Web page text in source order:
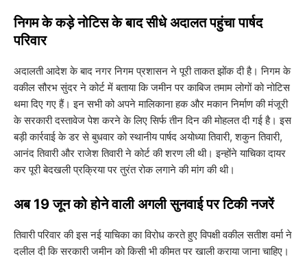
​निगम के कड़े नोटिस के बाद सीधे अदालत पहुंचा पार्षद
परिवार
​अदालती आदेश के बाद नगर निगम प्रशासन ने पूरी ताकत झोंक दी है। निगम के
वकील सौरभ सुंदर ने कोर्ट में बताया कि जमीन पर काबिज तमाम लोगों को नोटिस
थमा दिए गए हैं। इन सभी को अपने मालिकाना हक और मकान निर्माण की मंजूरी
के सरकारी दस्तावेज पेश करने के लिए सिर्फ तीन दिन की मोहलत दी गई है। इस
बड़ी कार्रवाई के डर से बुधवार को स्थानीय पार्षद अयोध्या तिवारी, शकुन तिवारी,
आनंद तिवारी और राजेश तिवारी ने कोर्ट की शरण ली थी। इन्होंने याचिका दायर
कर पूरी बेदखली प्रक्रिया पर तुरंत रोक लगाने की मांग की थी।
​अब 19 जून को होने वाली अगली सुनवाई पर टिकी नजरें
​तिवारी परिवार की इस नई याचिका का विरोध करते हुए विपक्षी वकील सतीश वर्मा ने
दलील दी कि सरकारी जमीन को किसी भी कीमत पर खाली कराया जाना चाहिए।